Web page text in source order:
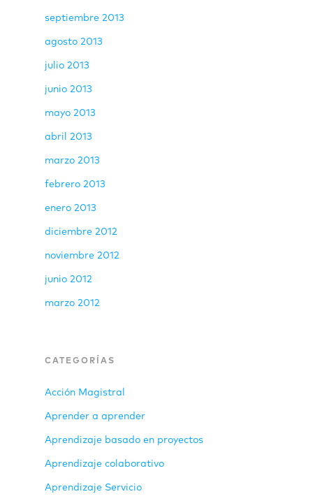
septiembre 2013
agosto 2013
julio 2013
junio 2013
mayo 2013
abril 2013
marzo 2013
febrero 2013
enero 2013
diciembre 2012
noviembre 2012
junio 2012
marzo 2012
CATEGORÍAS
Acción Magistral
Aprender a aprender
Aprendizaje basado en proyectos
Aprendizaje colaborativo
Aprendizaje Servicio